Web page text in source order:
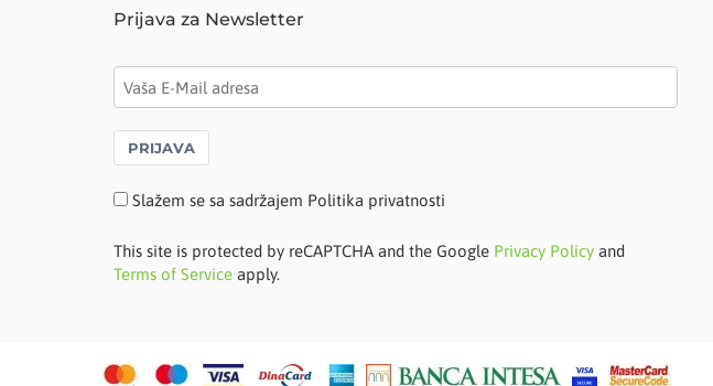
Prijava za Newsletter
PRIJAVA
Slažem se sa sadržajem Politika privatnosti
This site is protected by reCAPTCHA and the Google Privacy Policy and
Terms of Service apply.